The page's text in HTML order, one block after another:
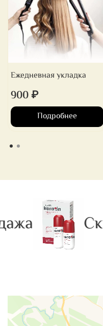
Ежедневная укладка
900 ₽
Подробнее